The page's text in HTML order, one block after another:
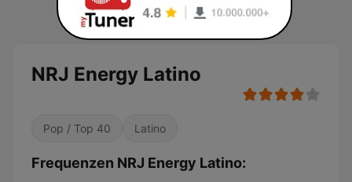
NRJ Energy Latino
Pop / Top 40 Latino
Frequenzen NRJ Energy Latino: